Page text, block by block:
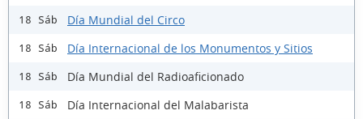
18 Sáb Día Mundial del Circo
18 Sáb Día Internacional de los Monumentos y Sitios
18 Sáb Día Mundial del Radioaficionado
18 Sáb Día Internacional del Malabarista